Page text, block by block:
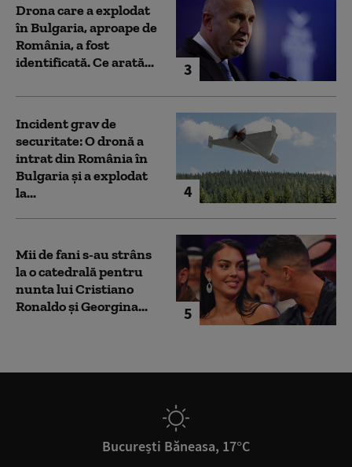
3
Drona care a explodat
în Bulgaria, aproape de
România, a fost
identificată. Ce arată...
4
Incident grav de
securitate: O dronă a
intrat din România în
Bulgaria şi a explodat
la...
5
Mii de fani s-au strâns
la o catedrală pentru
nunta lui Cristiano
Ronaldo şi Georgina...
București Băneasa, 17°C